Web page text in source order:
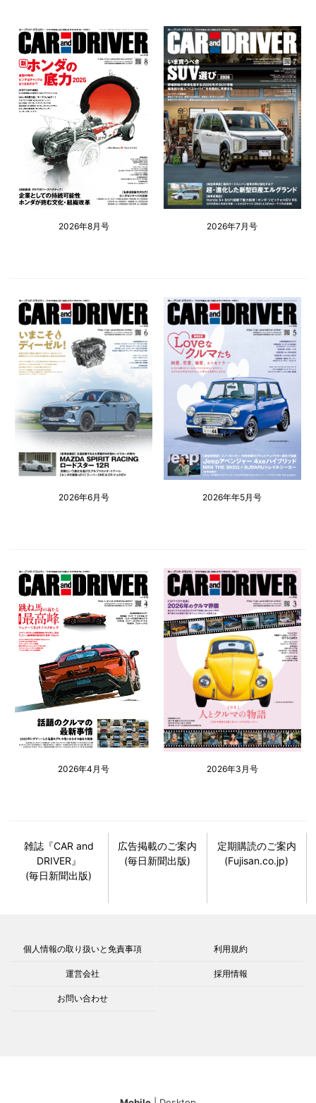
2026年8月号 2026年7月号
2026年6月号 2026年年5月号
2026年4月号 2026年3月号
雑誌『CAR and
DRIVER』
(毎日新聞出版)
広告掲載のご案内
(毎日新聞出版)
定期購読のご案内
(Fujisan.co.jp)
個人情報の取り扱いと免責事項 利用規約
運営会社 採用情報
お問い合わせ